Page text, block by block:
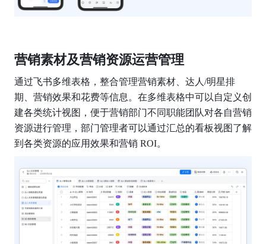
营销素材及营销资源运营管理
通过飞书多维表格，整合管理营销素材、达人/明星排
期、营销效果和花费等信息。在多维表格中可以自定义创
建各类统计视图，便于营销部门不同职能团队对各自营销
资源进行管理，部门管理者可以通过汇总的看板视图了解
到各类资源的应用效果和营销 ROI。